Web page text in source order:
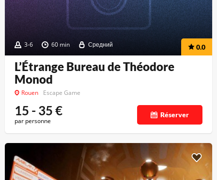
3-6 60 min Средний 0.0
L’Étrange Bureau de Théodore
Monod
Rouen Escape Game
15 - 35€
par personne
Réserver